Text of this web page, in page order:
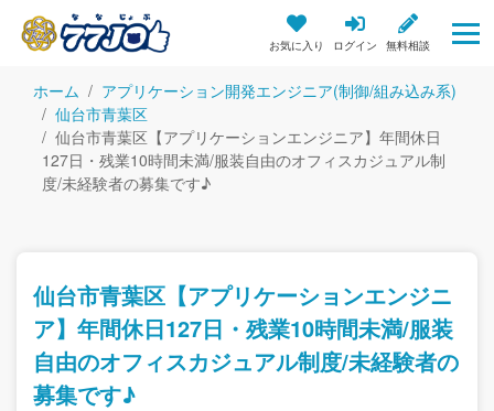
お気に入り ログイン 無料相談
ホーム
アプリケーション開発エンジニア(制御/組み込み系)
仙台市青葉区
仙台市青葉区【アプリケーションエンジニア】年間休日
127日・残業10時間未満/服装自由のオフィスカジュアル制
度/未経験者の募集です♪
仙台市青葉区【アプリケーションエンジニ
ア】年間休日127日・残業10時間未満/服装
自由のオフィスカジュアル制度/未経験者の
募集です♪